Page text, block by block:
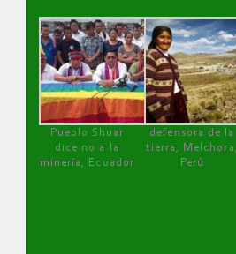
Pueblo Shuar
dice no a la
minería, Ecuador
defensora de la
tierra, Melchora,
Perú